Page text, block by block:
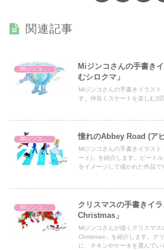
関連記事
Miジンコさんの手書き
むシロクマ」
Miジンコさんの手書きイラス
す。仲良くスケートを楽しむ2
憧れのAbbey Road (ア
Miジンコさんの手書きイラス
ード)」を紹介します。ビート
をイメージして描かれた作品で
クリスマスの手書きイ
Christmas」
Miジンコさんが描くクリスマ
Christmas」を紹介します。ク
に、チキンやケーキを運んでい